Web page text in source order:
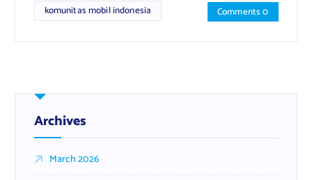
komunitas mobil indonesia Comments 0
Archives
March 2026